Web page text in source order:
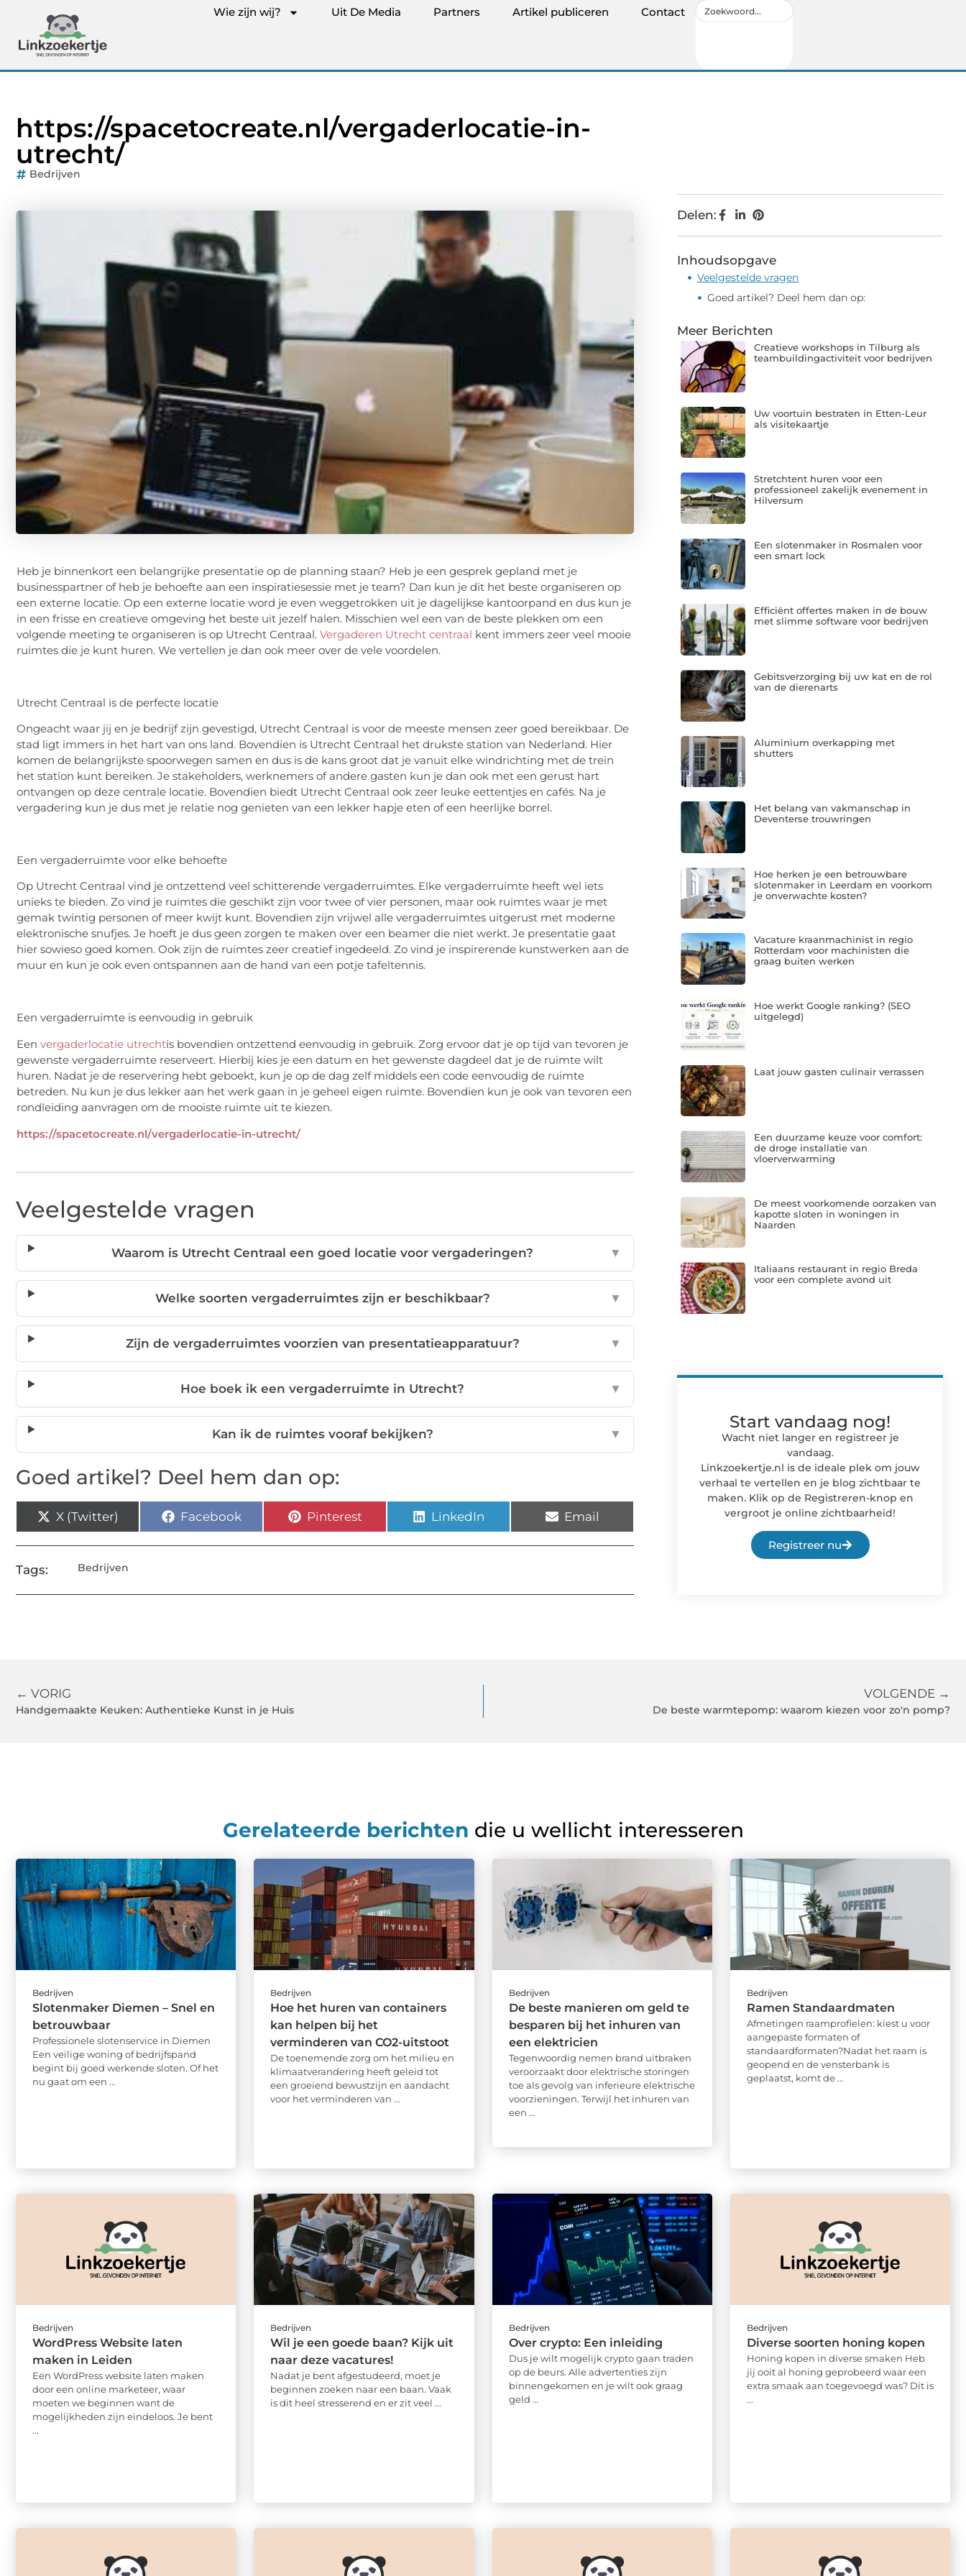
Wie zijn wij? Uit De Media Partners Artikel publiceren Contact
https://spacetocreate.nl/vergaderlocatie-in-
utrecht/
Bedrijven
Heb je binnenkort een belangrijke presentatie op de planning staan? Heb je een gesprek gepland met je
businesspartner of heb je behoefte aan een inspiratiesessie met je team? Dan kun je dit het beste organiseren op
een externe locatie. Op een externe locatie word je even weggetrokken uit je dagelijkse kantoorpand en dus kun je
in een frisse en creatieve omgeving het beste uit jezelf halen. Misschien wel een van de beste plekken om een
volgende meeting te organiseren is op Utrecht Centraal. Vergaderen Utrecht centraal kent immers zeer veel mooie
ruimtes die je kunt huren. We vertellen je dan ook meer over de vele voordelen.
Utrecht Centraal is de perfecte locatie
Ongeacht waar jij en je bedrijf zijn gevestigd, Utrecht Centraal is voor de meeste mensen zeer goed bereikbaar. De
stad ligt immers in het hart van ons land. Bovendien is Utrecht Centraal het drukste station van Nederland. Hier
komen de belangrijkste spoorwegen samen en dus is de kans groot dat je vanuit elke windrichting met de trein
het station kunt bereiken. Je stakeholders, werknemers of andere gasten kun je dan ook met een gerust hart
ontvangen op deze centrale locatie. Bovendien biedt Utrecht Centraal ook zeer leuke eettentjes en cafés. Na je
vergadering kun je dus met je relatie nog genieten van een lekker hapje eten of een heerlijke borrel.
Een vergaderruimte voor elke behoefte
Op Utrecht Centraal vind je ontzettend veel schitterende vergaderruimtes. Elke vergaderruimte heeft wel iets
unieks te bieden. Zo vind je ruimtes die geschikt zijn voor twee of vier personen, maar ook ruimtes waar je met
gemak twintig personen of meer kwijt kunt. Bovendien zijn vrijwel alle vergaderruimtes uitgerust met moderne
elektronische snufjes. Je hoeft je dus geen zorgen te maken over een beamer die niet werkt. Je presentatie gaat
hier sowieso goed komen. Ook zijn de ruimtes zeer creatief ingedeeld. Zo vind je inspirerende kunstwerken aan de
muur en kun je ook even ontspannen aan de hand van een potje tafeltennis.
Een vergaderruimte is eenvoudig in gebruik
Een vergaderlocatie utrechtis bovendien ontzettend eenvoudig in gebruik. Zorg ervoor dat je op tijd van tevoren je
gewenste vergaderruimte reserveert. Hierbij kies je een datum en het gewenste dagdeel dat je de ruimte wilt
huren. Nadat je de reservering hebt geboekt, kun je op de dag zelf middels een code eenvoudig de ruimte
betreden. Nu kun je dus lekker aan het werk gaan in je geheel eigen ruimte. Bovendien kun je ook van tevoren een
rondleiding aanvragen om de mooiste ruimte uit te kiezen.
https://spacetocreate.nl/vergaderlocatie-in-utrecht/
Veelgestelde vragen
Waarom is Utrecht Centraal een goed locatie voor vergaderingen? ▼
Welke soorten vergaderruimtes zijn er beschikbaar? ▼
Zijn de vergaderruimtes voorzien van presentatieapparatuur? ▼
Hoe boek ik een vergaderruimte in Utrecht? ▼
Kan ik de ruimtes vooraf bekijken? ▼
Goed artikel? Deel hem dan op:
X (Twitter) Facebook Pinterest LinkedIn Email
Tags: Bedrijven
Delen:
Inhoudsopgave
Veelgestelde vragen
Goed artikel? Deel hem dan op:
Meer Berichten
Creatieve workshops in Tilburg als
teambuildingactiviteit voor bedrijven
Uw voortuin bestraten in Etten-Leur
als visitekaartje
Stretchtent huren voor een
professioneel zakelijk evenement in
Hilversum
Een slotenmaker in Rosmalen voor
een smart lock
Efficiënt offertes maken in de bouw
met slimme software voor bedrijven
Gebitsverzorging bij uw kat en de rol
van de dierenarts
Aluminium overkapping met
shutters
Het belang van vakmanschap in
Deventerse trouwringen
Hoe herken je een betrouwbare
slotenmaker in Leerdam en voorkom
je onverwachte kosten?
Vacature kraanmachinist in regio
Rotterdam voor machinisten die
graag buiten werken
Hoe werkt Google ranking? (SEO
uitgelegd)
Laat jouw gasten culinair verrassen
Een duurzame keuze voor comfort:
de droge installatie van
vloerverwarming
De meest voorkomende oorzaken van
kapotte sloten in woningen in
Naarden
Italiaans restaurant in regio Breda
voor een complete avond uit
Start vandaag nog!
Wacht niet langer en registreer je
vandaag.
Linkzoekertje.nl is de ideale plek om jouw
verhaal te vertellen en je blog zichtbaar te
maken. Klik op de Registreren-knop en
vergroot je online zichtbaarheid!
Registreer nu
← VORIG
Handgemaakte Keuken: Authentieke Kunst in je Huis
VOLGENDE →
De beste warmtepomp: waarom kiezen voor zo'n pomp?
Gerelateerde berichten die u wellicht interesseren
Bedrijven
Slotenmaker Diemen – Snel en
betrouwbaar
Professionele slotenservice in Diemen
Een veilige woning of bedrijfspand
begint bij goed werkende sloten. Of het
nu gaat om een ...
Bedrijven
Hoe het huren van containers
kan helpen bij het
verminderen van CO2-uitstoot
De toenemende zorg om het milieu en
klimaatverandering heeft geleid tot
een groeiend bewustzijn en aandacht
voor het verminderen van ...
Bedrijven
De beste manieren om geld te
besparen bij het inhuren van
een elektricien
Tegenwoordig nemen brand uitbraken
veroorzaakt door elektrische storingen
toe als gevolg van inferieure elektrische
voorzieningen. Terwijl het inhuren van
een ...
Bedrijven
Ramen Standaardmaten
Afmetingen raamprofielen: kiest u voor
aangepaste formaten of
standaardformaten?Nadat het raam is
geopend en de vensterbank is
geplaatst, komt de ...
Bedrijven
WordPress Website laten
maken in Leiden
Een WordPress website laten maken
door een online marketeer, waar
moeten we beginnen want de
mogelijkheden zijn eindeloos. Je bent
...
Bedrijven
Wil je een goede baan? Kijk uit
naar deze vacatures!
Nadat je bent afgestudeerd, moet je
beginnen zoeken naar een baan. Vaak
is dit heel stresserend en er zit veel ...
Bedrijven
Over crypto: Een inleiding
Dus je wilt mogelijk crypto gaan traden
op de beurs. Alle advertenties zijn
binnengekomen en je wilt ook graag
geld ...
Bedrijven
Diverse soorten honing kopen
Honing kopen in diverse smaken Heb
jij ooit al honing geprobeerd waar een
extra smaak aan toegevoegd was? Dit is
...